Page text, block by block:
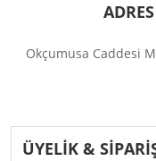
Okçumusa Caddesi
ÜYELİK &